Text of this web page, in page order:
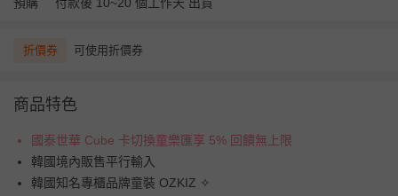
折價券 可使用折價券
商品特色
國泰世華 Cube 卡切換童樂匯享 5% 回饋無上限
韓國境內販售平行輸入
韓國知名專櫃品牌童裝 OZKIZ ✧